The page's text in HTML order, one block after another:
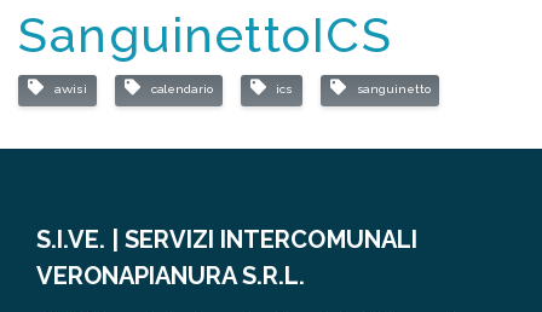
SanguinettoICS
avvisi calendario ics sanguinetto
S.I.VE. | SERVIZI INTERCOMUNALI
VERONAPIANURA S.R.L.